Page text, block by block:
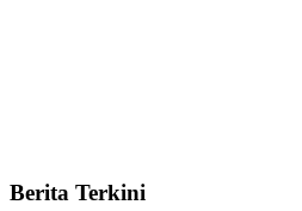
Berita Terkini